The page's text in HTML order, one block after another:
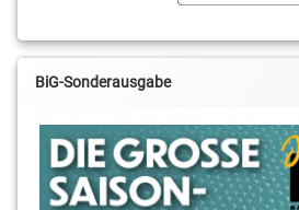
BiG-Sonderausgabe